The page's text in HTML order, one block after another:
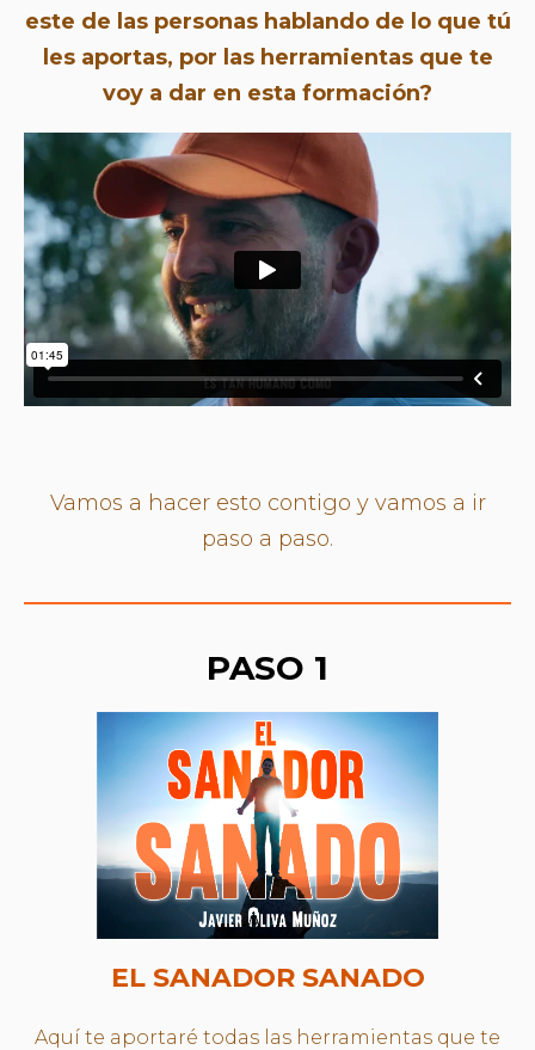
este de las personas hablando de lo que tú
les aportas, por las herramientas que te
voy a dar en esta formación?
Vamos a hacer esto contigo y vamos a ir
paso a paso.
PASO 1
EL SANADOR SANADO
Aquí te aportaré todas las herramientas que te